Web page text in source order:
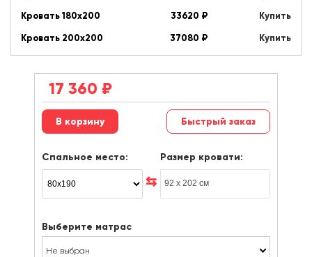
Кровать 180х200
33620 ₽
Купить
Кровать 200х200
37080 ₽ Купить
17 360 ₽
Быстрый заказ
Спальное место: Размер кровати:
Выберите матрас
Не выбран